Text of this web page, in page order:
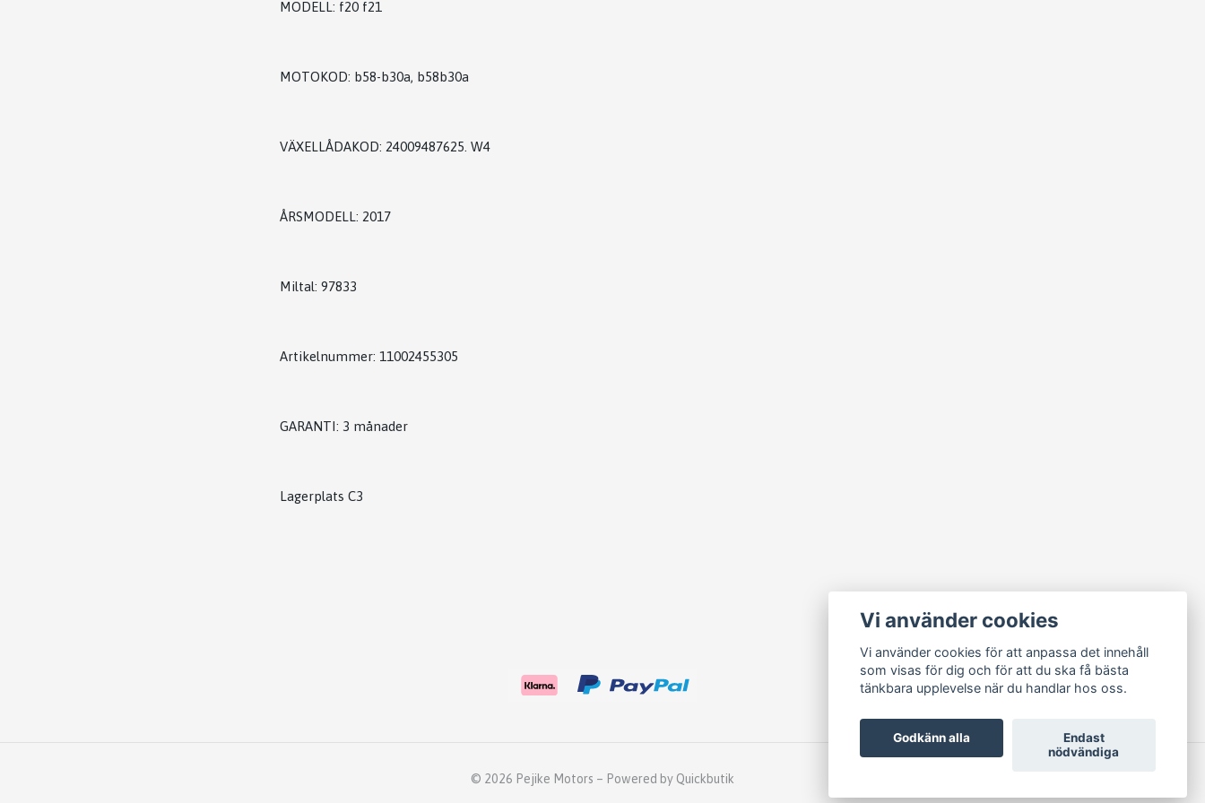
MODELL: f20 f21
MOTOKOD: b58-b30a, b58b30a
VÄXELLÅDAKOD: 24009487625. W4
ÅRSMODELL: 2017
Miltal: 97833
Artikelnummer: 11002455305
GARANTI: 3 månader
Lagerplats C3
© 2026 Pejike Motors – Powered by Quickbutik
Vi använder cookies
Vi använder cookies för att anpassa det innehåll
som visas för dig och för att du ska få bästa
tänkbara upplevelse när du handlar hos oss.
Godkänn alla
Endast
nödvändiga